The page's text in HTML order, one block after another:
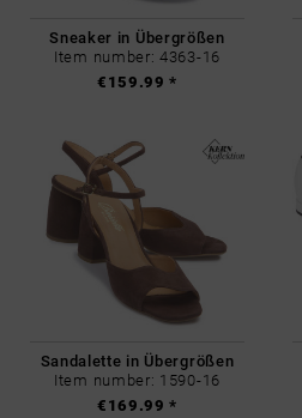
Sneaker in Übergrößen
Item number: 4363-16
€159.99 *
Sandalette in Übergrößen
Item number: 1590-16
€169.99 *